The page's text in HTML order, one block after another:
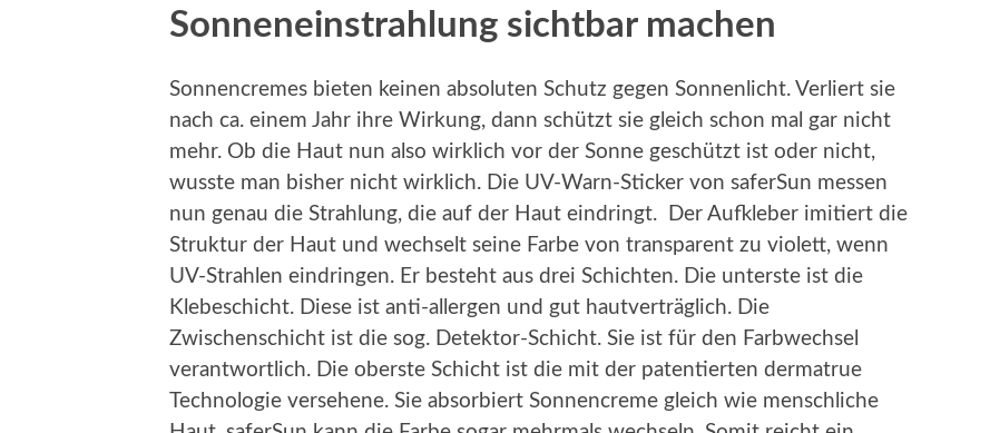
Sonneneinstrahlung sichtbar machen
Sonnencremes bieten keinen absoluten Schutz gegen Sonnenlicht. Verliert sie
nach ca. einem Jahr ihre Wirkung, dann schützt sie gleich schon mal gar nicht
mehr. Ob die Haut nun also wirklich vor der Sonne geschützt ist oder nicht,
wusste man bisher nicht wirklich. Die UV-Warn-Sticker von saferSun messen
nun genau die Strahlung, die auf der Haut eindringt. Der Aufkleber imitiert die
Struktur der Haut und wechselt seine Farbe von transparent zu violett, wenn
UV-Strahlen eindringen. Er besteht aus drei Schichten. Die unterste ist die
Klebeschicht. Diese ist anti-allergen und gut hautverträglich. Die
Zwischenschicht ist die sog. Detektor-Schicht. Sie ist für den Farbwechsel
verantwortlich. Die oberste Schicht ist die mit der patentierten dermatrue
Technologie versehene. Sie absorbiert Sonnencreme gleich wie menschliche